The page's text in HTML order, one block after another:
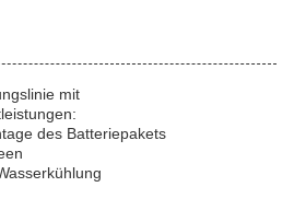
mit
des Batteriepakets